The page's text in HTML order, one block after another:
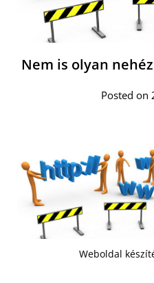
Nem is olyan
Posted on
Weboldal